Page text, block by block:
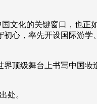
文化的关键窗口，也
心，率先开设国际游
顶级舞台上书写中国
处。